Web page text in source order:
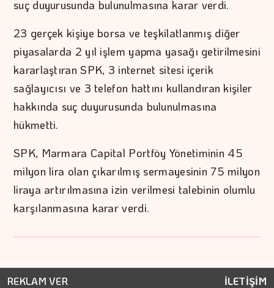
suç duyurusunda bulunulmasına karar verdi.
23 gerçek kişiye borsa ve teşkilatlanmış diğer
piyasalarda 2 yıl işlem yapma yasağı getirilmesini
kararlaştıran SPK, 3 internet sitesi içerik
sağlayıcısı ve 3 telefon hattını kullandıran kişiler
hakkında suç duyurusunda bulunulmasına
hükmetti.
SPK, Marmara Capital Portföy Yönetiminin 45
milyon lira olan çıkarılmış sermayesinin 75 milyon
liraya artırılmasına izin verilmesi talebinin olumlu
karşılanmasına karar verdi.
REKLAM VER İLETİŞİM